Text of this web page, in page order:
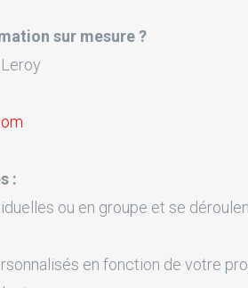
sur mesure ?
:
ou en groupe et se
en fonction de votre